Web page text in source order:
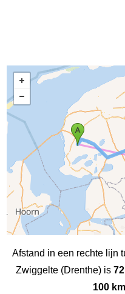
Afstand in een rechte lijn
Zwiggelte (Drenthe) is
100 km